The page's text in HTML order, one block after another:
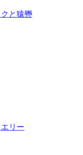
と猿轡
リー